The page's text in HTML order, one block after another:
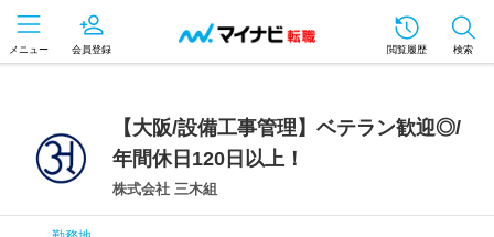
メニュー 会員登録 閲覧履歴 検索
【大阪/設備工事管理】ベテラン歓迎◎/
年間休日120日以上！
株式会社 三木組